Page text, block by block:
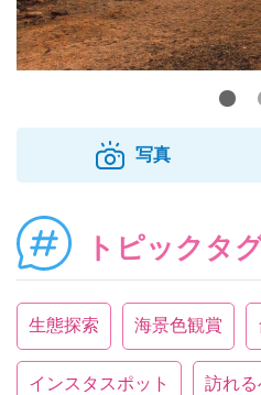
写真
トピックタ
生態探索 海景色観賞
インスタスポット 訪れる